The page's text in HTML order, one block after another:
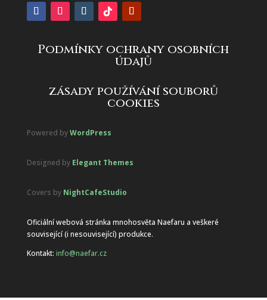
Podmínky ochrany osobních
údajů
zásady používání souborů
cookies
Powered byWordPress
Designed by Elegant Themes
Covers by NightCafeStudio
Oficiální webová stránka mnohosvěta Naefaru a veškeré
související (i nesouvisející) produkce.
Kontakt: info@naefar.cz